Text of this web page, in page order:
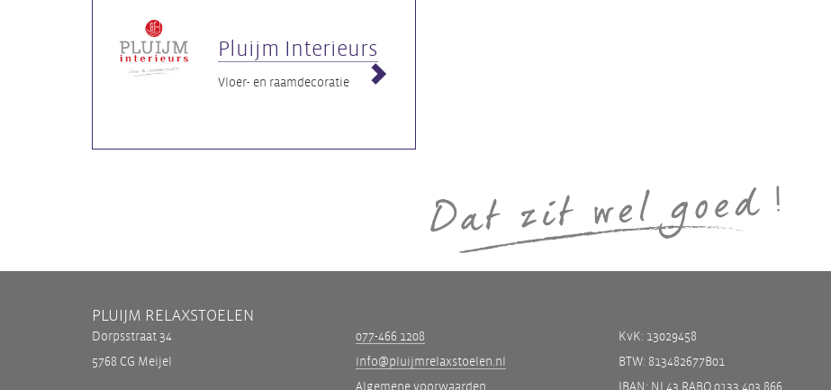
Pluijm Interieurs
Vloer- en raamdecoratie
PLUIJM RELAXSTOELEN
Dorpsstraat 34
5768 CG Meijel
077-466 1208
info@pluijmrelaxstoelen.nl
Algemene voorwaarden
KvK: 13029458
BTW: 813482677B01
IBAN: NL43 RABO 0133 403 866